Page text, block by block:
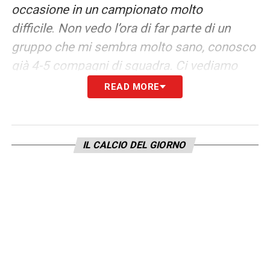
occasione in un campionato molto
difficile. Non vedo l’ora di far parte di un
gruppo che mi sembra molto sano, conosco
già 4-5 compagni di squadra. Ci vediamo
READ MORE
IL CALCIO DEL GIORNO